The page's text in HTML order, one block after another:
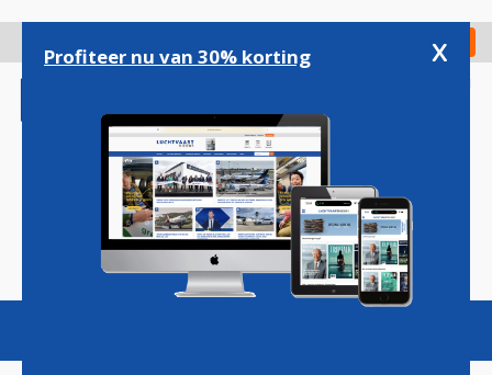
gaan
Check in
Magazine Podcasts Vacatures
Profiteer nu van 30% korting x